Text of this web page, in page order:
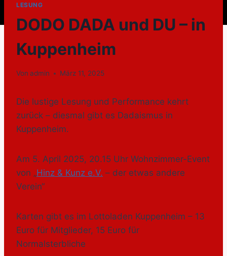
LESUNG
DODO DADA und DU – in
Kuppenheim
Von admin März 11, 2025
Die lustige Lesung und Performance kehrt
zurück – diesmal gibt es Dadaismus in
Kuppenheim.
Am 5. April 2025, 20.15 Uhr Wohnzimmer-Event
von „Hinz & Kunz e.V. – der etwas andere
Verein“
Karten gibt es im Lottoladen Kuppenheim – 13
Euro für Mitglieder, 15 Euro für
Normalsterbliche